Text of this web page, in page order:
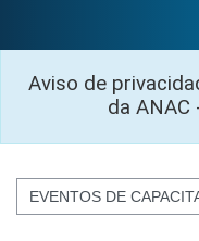
Aviso de
da ANAC
Categorias de Cursos